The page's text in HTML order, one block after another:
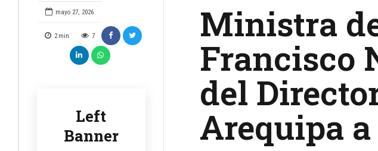
mayo 27, 2026
2 min 7
Left
Banner
Ministra
Francisco
del
Arequipa